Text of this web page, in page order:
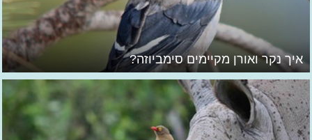
איך נקר ואורן מקיימים סימביוזה?